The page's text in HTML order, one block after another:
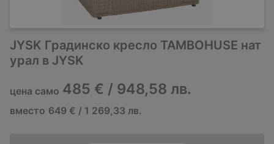
JYSK Градинско кресло TAMBOHUSE нат
урал в JYSK
цена само 485 € / 948,58 лв.
вместо 649 € / 1 269,33 лв.